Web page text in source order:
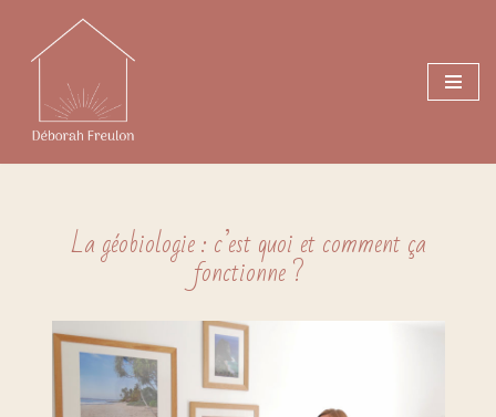
Aller
contenu
La géobiologie : c’est quoi et comment ça
fonctionne ?